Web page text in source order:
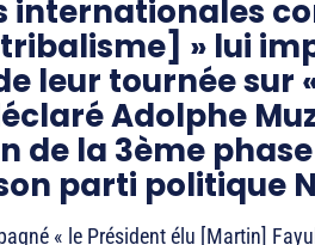
internationales
» lui
leur tournée sur
Adolphe
de la 3ème
parti politique
« le Président élu [Martin]